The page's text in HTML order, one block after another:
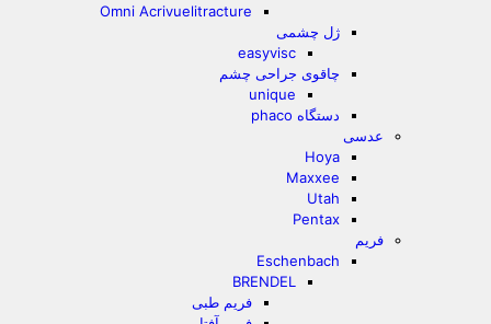
Omni Acrivuelitracture
ژل چشمی
easyvisc
چاقوی جراحی چشم
unique
دستگاه phaco
عدسی
Hoya
Maxxee
Utah
Pentax
فریم
Eschenbach
BRENDEL
فریم طبی